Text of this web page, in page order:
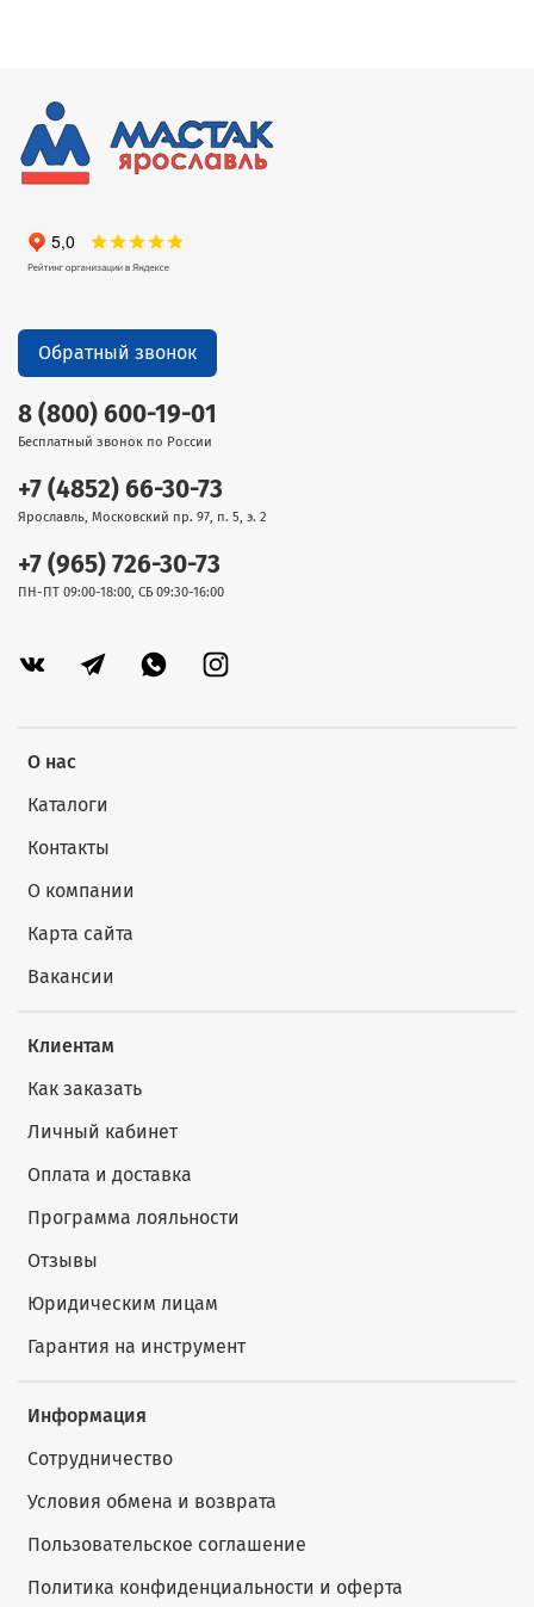
О нас
Каталоги
Контакты
О компании
Карта сайта
Вакансии
Клиентам
Как заказать
Личный кабинет
Оплата и доставка
Программа лояльности
Отзывы
Юридическим лицам
Гарантия на инструмент
Информация
Сотрудничество
Условия обмена и возврата
Пользовательское соглашение
Политика конфиденциальности и оферта
8 (800) 600-19-01
Бесплатный звонок по России
+7 (4852) 66-30-73
Ярославль, Московский пр. 97, п. 5, э. 2
+7 (965) 726-30-73
ПН-ПТ 09:00-18:00, СБ 09:30-16:00
Обратный звонок